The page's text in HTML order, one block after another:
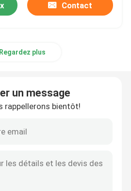
Contact
Regardez plus
un message
rappellerons bientôt!